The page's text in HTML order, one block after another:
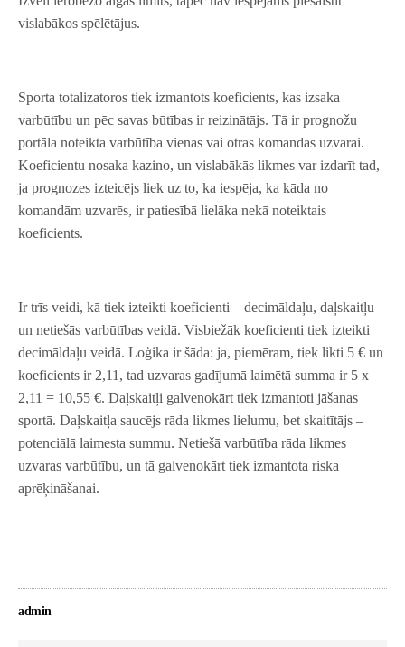
vislabākos spēlētājus.
Sporta totalizatoros tiek izmantots koeficients, kas izsaka
varbūtību un pēc savas būtības ir reizinātājs. Tā ir prognožu
portāla noteikta varbūtība vienas vai otras komandas uzvarai.
Koeficientu nosaka kazino, un vislabākās likmes var izdarīt tad,
ja prognozes izteicējs liek uz to, ka iespēja, ka kāda no
komandām uzvarēs, ir patiesībā lielāka nekā noteiktais
koeficients.
Ir trīs veidi, kā tiek izteikti koeficienti – decimāldaļu, daļskaitļu
un netiešās varbūtības veidā. Visbiežāk koeficienti tiek izteikti
decimāldaļu veidā. Loģika ir šāda: ja, piemēram, tiek likti 5 € un
koeficients ir 2,11, tad uzvaras gadījumā laimētā summa ir 5 x
2,11 = 10,55 €. Daļskaitļi galvenokārt tiek izmantoti jāšanas
sportā. Daļskaitļa saucējs rāda likmes lielumu, bet skaitītājs –
potenciālā laimesta summu. Netiešā varbūtība rāda likmes
uzvaras varbūtību, un tā galvenokārt tiek izmantota riska
aprēķināšanai.
admin